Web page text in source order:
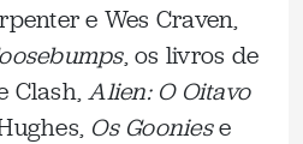
e Wes Craven,
, os livros de
Clash,Alien: O Oitavo
Os Gooniese